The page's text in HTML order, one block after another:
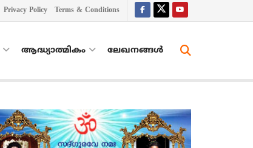
Privacy Policy Terms & Conditions
ആദ്ധ്യാത്മികം ലേഖനങ്ങള്‍